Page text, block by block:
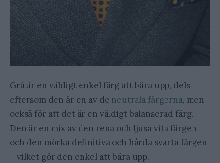
Grå är en väldigt enkel färg att bära upp, dels
eftersom den är en av de neutrala färgerna, men
också för att det är en väldigt balanserad färg.
Den är en mix av den rena och ljusa vita färgen
och den mörka definitiva och hårda svarta färgen
– vilket gör den enkel att bära upp.